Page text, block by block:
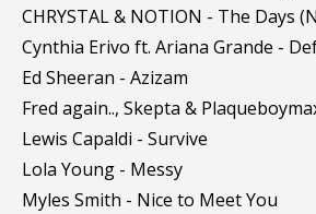
CHRYSTAL & NOTION - The Days
Cynthia Erivo ft. Ariana Grande -
Ed Sheeran - Azizam
Fred again.., Skepta &
Lewis Capaldi - Survive
Lola Young - Messy
Myles Smith - Nice to Meet You